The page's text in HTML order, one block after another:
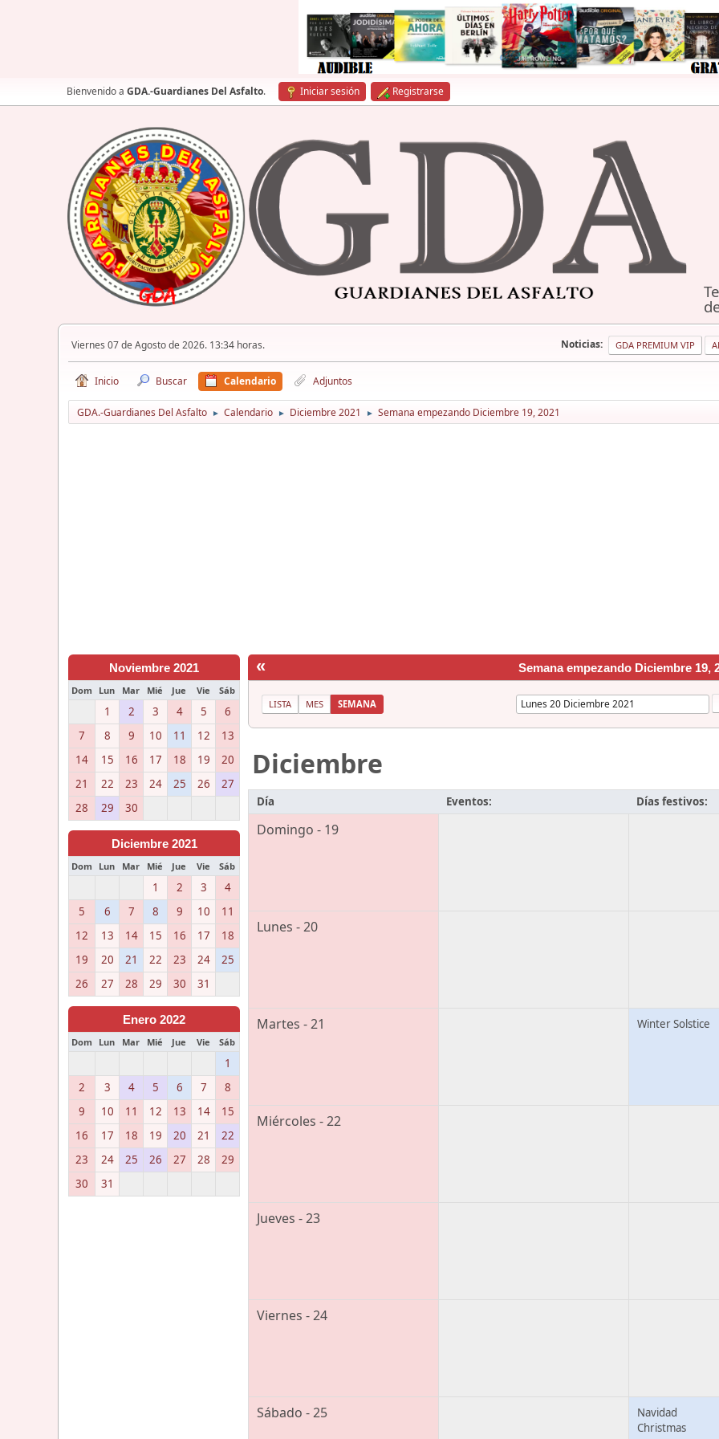
Bienvenido a GDA.-Guardianes Del Asfalto. Iniciar sesión Registrarse
Viernes 07 de Agosto de 2026. 13:34 horas. Noticias: GDA PREMIUM VIP
Inicio Buscar Calendario Adjuntos
GDA.-Guardianes Del Asfalto ► Calendario ► Diciembre 2021 ► Semana empezando Diciembre 19, 2021
Noviembre 2021
Dom Lun Mar Mié Jue Vie Sáb
1 2 3 4 5
6
7
8 9 10 11 12
13
14
15 16 17 18 19
20
21
22 23 24 25 26
27
28
29 30
Diciembre 2021
Dom Lun Mar Mié Jue Vie Sáb
1 2 3
4
5
6 7 8 9 10
11
12
13 14 15 16 17
18
19
20 21 22 23 24
25
26
27 28 29 30 31
Enero 2022
Dom Lun Mar Mié Jue Vie Sáb
1
2
3 4 5 6 7
8
9
10 11 12 13 14
15
16
17 18 19 20 21
22
23
24 25 26 27 28
29
30
31
« Semana empezando Diciembre 19,
LISTA MES SEMANA
Diciembre
Día Eventos: Días festivos:
Domingo - 19
Lunes - 20
Martes - 21 Winter Solstice
Miércoles - 22
Jueves - 23
Viernes - 24
Sábado - 25
Navidad
Christmas